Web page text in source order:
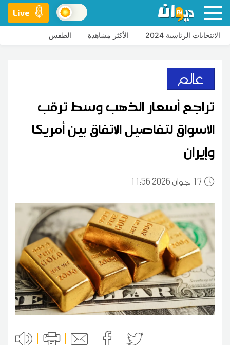
Live
الانتخابات الرئاسية 2024 الأكثر مشاهدة الطقس
عالم
تراجع أسعار الذهب وسط ترقب
الأسواق لتفاصيل الاتفاق بين أمريكا
وإيران
17 11:56 2026 جوان